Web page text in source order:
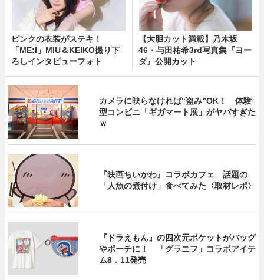
ピンクの衣装がステキ！
「ME:I」MIU＆KEIKO撮り下
ろしインタビューフォト
【大胆カット満載】乃木坂
46・与田祐希3rd写真集『ヨー
ダ』公開カット
カメラに映らなければ“盗み”OK！ 体験
型コンビニ「ギガマート展」がヤバすぎた
ｗ
『映画ちいかわ』コラボカフェ 話題の
「人魚の煮付け」食べてみた〈取材レポ〉
『ドラえもん』の四次元ポケットがバッグ
やポーチに！ 「グラニフ」コラボアイテ
ム8．11発売